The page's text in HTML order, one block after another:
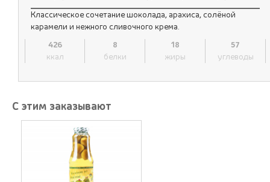
Классическое сочетание шоколада, арахиса, солёной
карамели и нежного сливочного крема.
426
ккал
8
белки
18
жиры
57
углеводы
С этим заказывают